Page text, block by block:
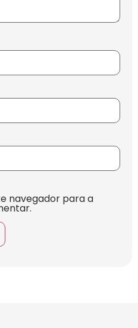
navegador para a